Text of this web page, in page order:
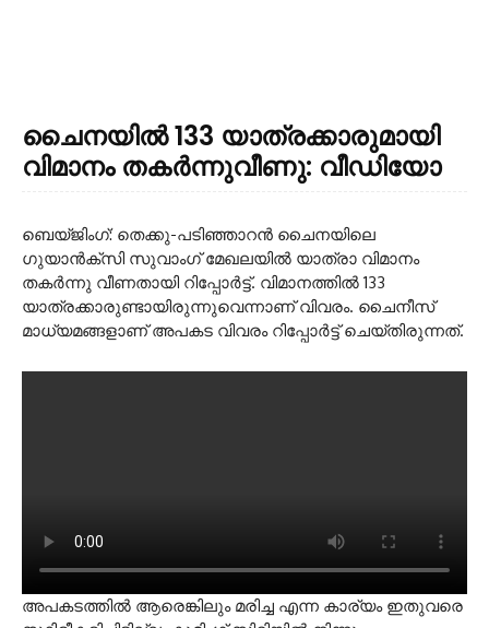
ചൈനയില്‍ 133 യാത്രക്കാരുമായി
വിമാനം തകര്‍ന്നുവീണു: വീഡിയോ
ബെയ്ജിംഗ്: തെക്കു-പടിഞ്ഞാറന്‍ ചൈനയിലെ
ഗുയാന്‍ക്‌സി സുവാംഗ് മേഖലയില്‍ യാത്രാ വിമാനം
തകര്‍ന്നു വീണതായി റിപ്പോര്‍ട്ട്. വിമാനത്തില്‍ 133
യാത്രക്കാരുണ്ടായിരുന്നുവെന്നാണ് വിവരം. ചൈനീസ്
മാധ്യമങ്ങളാണ് അപകട വിവരം റിപ്പോര്‍ട്ട് ചെയ്തിരുന്നത്.
അപകടത്തില്‍ ആരെങ്കിലും മരിച്ച എന്ന കാര്യം ഇതുവരെ